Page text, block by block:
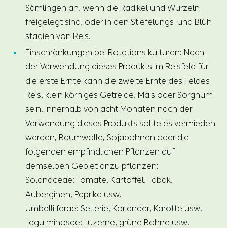
Sämlingen an, wenn die Radikel und Wurzeln
freigelegt sind, oder in den Stiefelungs-und Blüh
stadien von Reis.
Einschränkungen bei Rotations kulturen: Nach
der Verwendung dieses Produkts im Reisfeld für
die erste Ernte kann die zweite Ernte des Feldes
Reis, klein körniges Getreide, Mais oder Sorghum
sein. Innerhalb von acht Monaten nach der
Verwendung dieses Produkts sollte es vermieden
werden, Baumwolle, Sojabohnen oder die
folgenden empfindlichen Pflanzen auf
demselben Gebiet anzu pflanzen:
Solanaceae: Tomate, Kartoffel, Tabak,
Auberginen, Paprika usw.
Umbelli ferae: Sellerie, Koriander, Karotte usw.
Legu minosae: Luzerne, grüne Bohne usw.